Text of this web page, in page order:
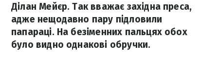
Ділан Мейєр. Так вважає західна преса,
адже нещодавно пару підловили
папараці. На безіменних пальцях обох
було видно однакові обручки.